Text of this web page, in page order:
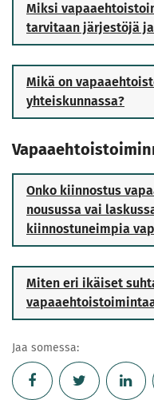
Miksi
tarvitaan järjestöjä
Mikä on
yhteiskunnassa?
Onko kiinnostus
nousussa vai
kiinnostuneimpia
Miten eri ikäiset
Jaa somessa: